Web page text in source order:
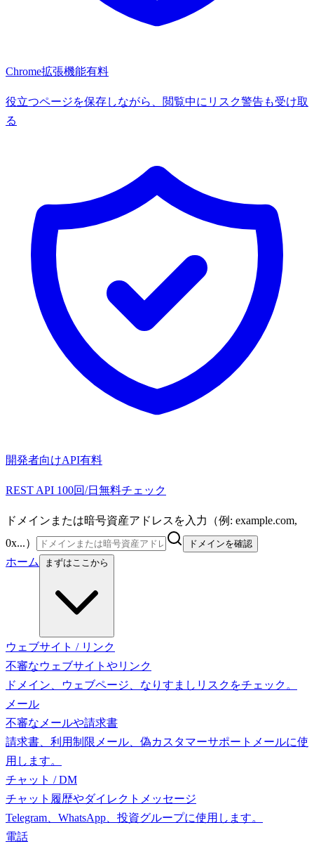
Chrome拡張機能有料
役立つページを保存しながら、閲覧中にリスク警告も受け取
る
開発者向けAPI有料
REST API 100回/日無料チェック
ドメインまたは暗号資産アドレスを入力（例: example.com,
0x...）
ドメインを確認
ホーム まずはここから
ウェブサイト / リンク
不審なウェブサイトやリンク
ドメイン、ウェブページ、なりすましリスクをチェック。
メール
不審なメールや請求書
請求書、利用制限メール、偽カスタマーサポートメールに使
用します。
チャット / DM
チャット履歴やダイレクトメッセージ
Telegram、WhatsApp、投資グループに使用します。
電話